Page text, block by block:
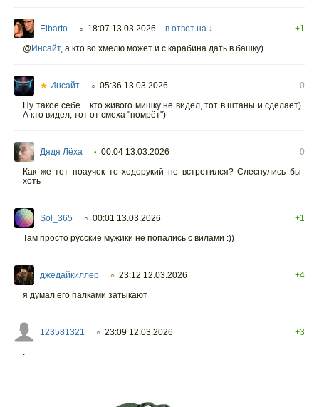
Elbarto ○ 18:07 13.03.2026 в ответ на ↓
+1
@Инсайт, а кто во хмелю может и с карабина дать в башку)
★ Инсайт ○ 05:36 13.03.2026
0
Ну такое себе... кто живого мишку не видел, тот в штаны и сделает)
А кто видел, тот от смеха "помрёт")
Дядя Лёха • 00:04 13.03.2026
0
Как же тот поаучок то ходорукий не встретился? Слеснулись бы
хоть
Sol_365 ○ 00:01 13.03.2026
+1
Там просто русские мужики не попались с вилами :))
джедайкиллер ○ 23:12 12.03.2026
+4
я думал его палками затыкают
123581321 ○ 23:09 12.03.2026
+3